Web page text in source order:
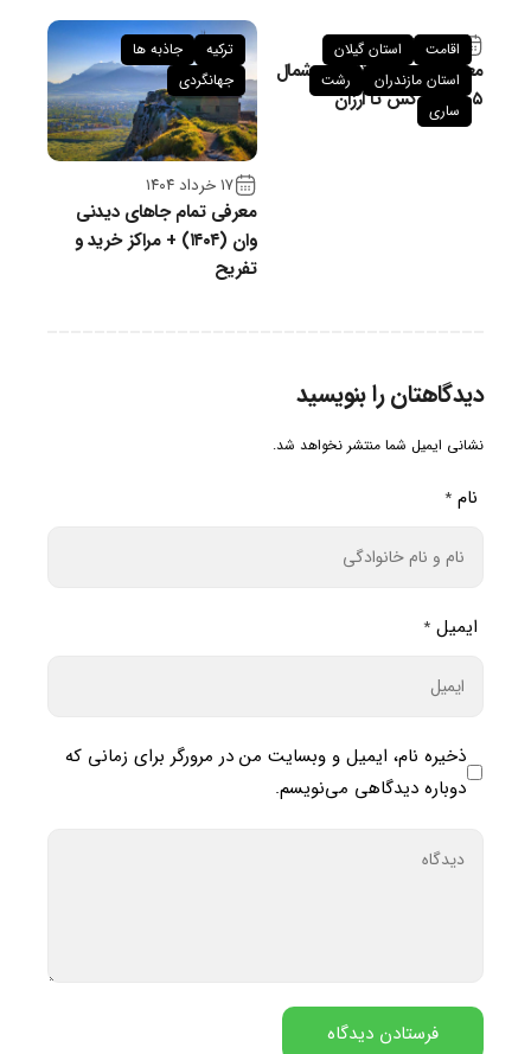
۲۷ تیر ۱۴۰۴
معرفی بهترین هتل‌های شمال
۱۴۰۵: از لوکس تا ارزان
اقامت
استان گیلان
استان مازندران
رشت
ساری
۱۷ خرداد ۱۴۰۴
معرفی تمام جاهای دیدنی
وان (۱۴۰۴) + مراکز خرید و
تفریح
ترکیه
جاذبه ها
جهانگردی
دیدگاهتان را بنویسید
نشانی ایمیل شما منتشر نخواهد شد.
نام *
ایمیل *
ذخیره نام، ایمیل و وبسایت من در مرورگر برای زمانی که
دوباره دیدگاهی می‌نویسم.